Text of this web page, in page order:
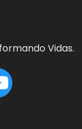
Vidas.